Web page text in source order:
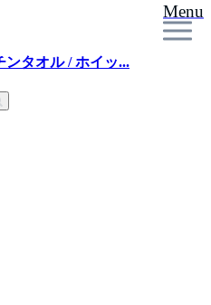
Menu
タオル / ホイッ...